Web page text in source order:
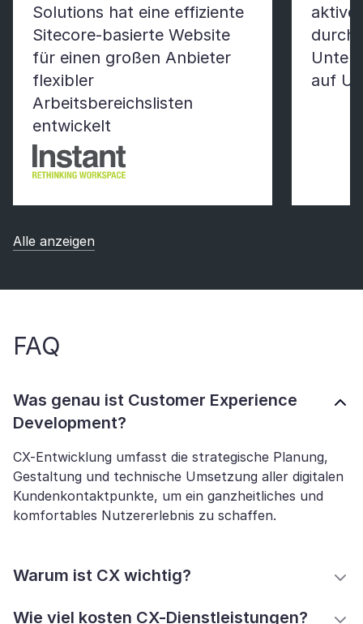
Solutions hat eine effiziente
Sitecore-basierte Website
für einen großen Anbieter
flexibler
Arbeitsbereichslisten
entwickelt
durch
auf
Alle anzeigen
FAQ
Was genau ist Customer Experience
Development?
CX-Entwicklung umfasst die strategische Planung,
Gestaltung und technische Umsetzung aller digitalen
Kundenkontaktpunkte, um ein ganzheitliches und
komfortables Nutzererlebnis zu schaffen.
Warum ist CX wichtig?
Wie viel kosten CX-Dienstleistungen?